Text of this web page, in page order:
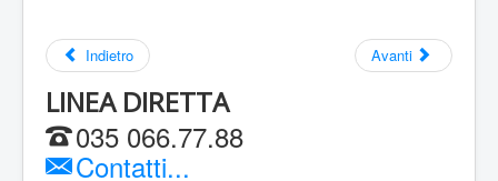
Indietro Avanti
LINEA DIRETTA
035 066.77.88
Contatti...